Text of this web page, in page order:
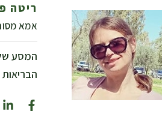
ריטה
אמא מסורה ל- 3 והקול המנחה
המסע